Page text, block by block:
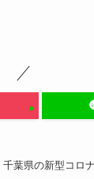
千葉県の新型コロ